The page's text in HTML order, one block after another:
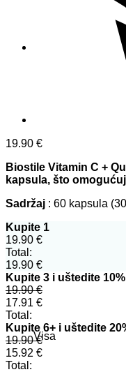
Visa
19.90 €
Biostile Vitamin C +
kapsula, što
Sadržaj : 60 kapsula
Kupite 1
19.90 €
Total:
19.90 €
Kupite 3 i uštedite 10%
19.90€
17.91 €
Total:
Kupite 6+ i uštedite
19.90€
15.92 €
Total: